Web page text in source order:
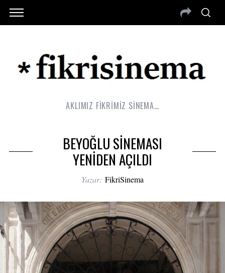
AKLIMIZ FİKRİMİZ SİNEMA…
BEYOĞLU SİNEMASI
YENİDEN AÇILDI
Yazar: FikriSinema